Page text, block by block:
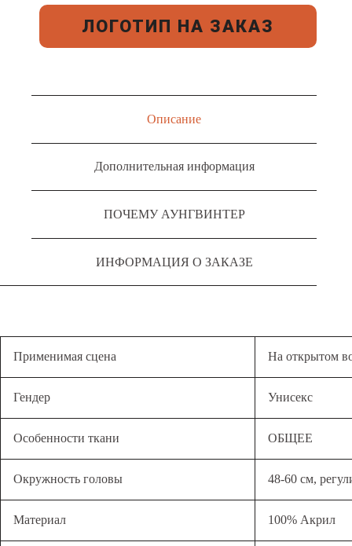
ЛОГОТИП НА ЗАКАЗ
Описание
Дополнительная информация
ПОЧЕМУ АУНГВИНТЕР
ИНФОРМАЦИЯ О ЗАКАЗЕ
Применимая сцена На открытом
Гендер Унисекс
Особенности ткани ОБЩЕЕ
Окружность головы 48-60 см,
Материал 100% Акрил